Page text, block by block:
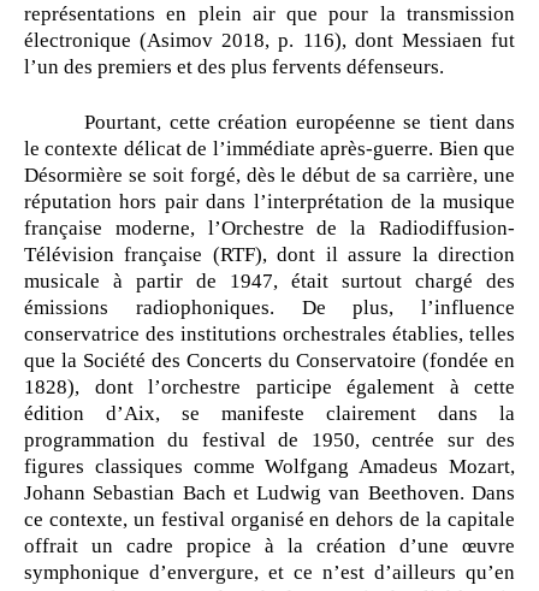
représentations en plein air que pour la transmission
électronique (Asimov 2018, p. 116), dont Messiaen fut
l’un des premiers et des plus fervents défenseurs.
Pourtant, cette création européenne se tient dans
le contexte délicat de l’immédiate après-guerre. Bien que
Désormière se soit forgé, dès le début de sa carrière, une
réputation hors pair dans l’interprétation de la musique
française moderne, l’Orchestre de la Radiodiffusion-
Télévision française (RTF), dont il assure la direction
musicale à partir de 1947, était surtout chargé des
émissions radiophoniques. De plus, l’influence
conservatrice des institutions orchestrales établies, telles
que la Société des Concerts du Conservatoire (fondée en
1828), dont l’orchestre participe également à cette
édition d’Aix, se manifeste clairement dans la
programmation du festival de 1950, centrée sur des
figures classiques comme Wolfgang Amadeus Mozart,
Johann Sebastian Bach et Ludwig van Beethoven. Dans
ce contexte, un festival organisé en dehors de la capitale
offrait un cadre propice à la création d’une œuvre
symphonique d’envergure, et ce n’est d’ailleurs qu’en